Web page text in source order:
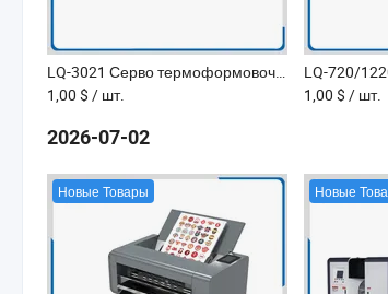
LQ-3021 Серво термоформовочная машина для контейнеров из ПП АПЕТ ПС ПЛА 600-1500cph
1,00 $ / шт.
1,00 $ / шт.
2026-07-02
Новые Товары Новые